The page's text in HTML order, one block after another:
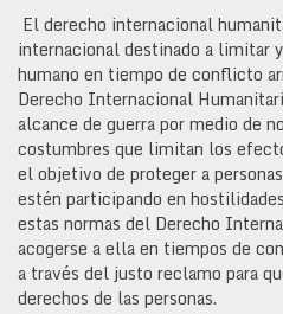
El derecho internacional
internacional destinado a limitar
humano en tiempo de conflicto
Derecho Internacional
alcance de guerra por medio de
costumbres que limitan los
el objetivo de proteger a
estén participando en
estas normas del Derecho
acogerse a ella en tiempos de
a través del justo reclamo para
derechos de las personas.